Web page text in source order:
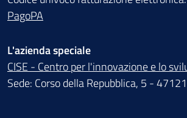
PagoPA
L'azienda speciale
CISE - Centro per l'innovazione e lo
Sede: Corso della Repubblica, 5 -